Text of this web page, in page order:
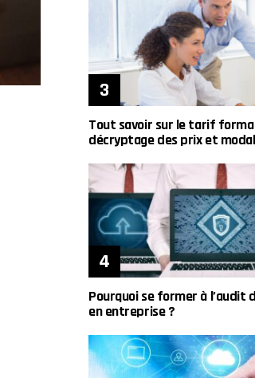
Tout savoir sur le tarif
décryptage des prix et
Pourquoi se former à l’audit
en entreprise ?